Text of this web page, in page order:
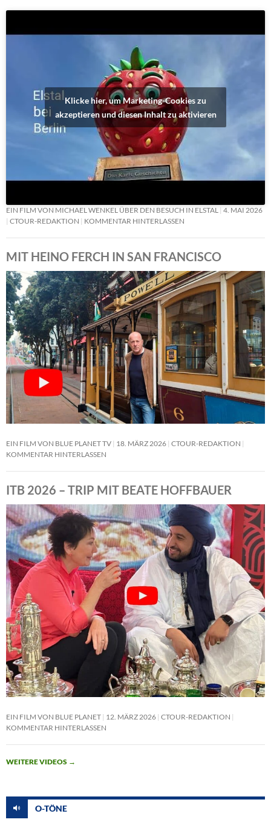
Klicke hier, um Marketing-Cookies zu
akzeptieren und diesen Inhalt zu aktivieren
EIN FILM VON MICHAEL WENKEL ÜBER DEN BESUCH IN ELSTAL
4. MAI 2026
CTOUR-REDAKTION
KOMMENTAR HINTERLASSEN
MIT HEINO FERCH IN SAN FRANCISCO
EIN FILM VON BLUE PLANET TV 18. MÄRZ 2026 CTOUR-REDAKTION
KOMMENTAR HINTERLASSEN
ITB 2026 – TRIP MIT BEATE HOFFBAUER
EIN FILM VON BLUE PLANET 12. MÄRZ 2026 CTOUR-REDAKTION
KOMMENTAR HINTERLASSEN
WEITERE VIDEOS →
O-TÖNE